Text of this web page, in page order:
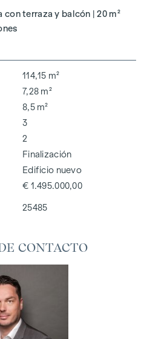
con terraza y balcón | 20 m²
114,15 m²
7,28 m²
8,5 m²
3
2
Finalización
Edificio nuevo
€ 1.495.000,00
25485
CONTACTO